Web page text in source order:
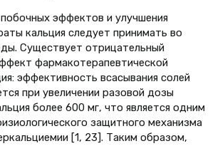
эффектов и улучшения
кальция следует принимать во
Существует отрицательный
фармакотерапевтической
эффективность всасывания солей
при увеличении разовой дозы
более 600 мг, что является одним
защитного механизма
[1, 23]. Таким образом,